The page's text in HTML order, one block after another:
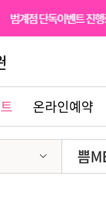
범계점 단독이벤트 진
온라인예약
쁨